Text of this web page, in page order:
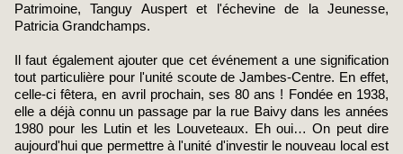
Patrimoine, Tanguy Auspert et l'échevine de la Jeunesse,
Patricia Grandchamps.
Il faut également ajouter que cet événement a une signification
tout particulière pour l'unité scoute de Jambes-Centre. En effet,
celle-ci fêtera, en avril prochain, ses 80 ans ! Fondée en 1938,
elle a déjà connu un passage par la rue Baivy dans les années
1980 pour les Lutin et les Louveteaux. Eh oui… On peut dire
aujourd'hui que permettre à l'unité d'investir le nouveau local est